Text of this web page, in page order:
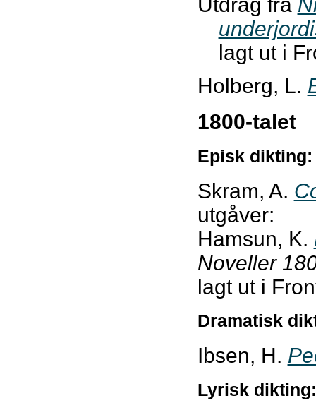
Utdrag frå
lagt ut i
Holberg, L.
1800-talet
Episk dikting:
Skram, A.
utgåver:
Hamsun, K.
Noveller
lagt ut i
Dramatisk
Ibsen, H.
Lyrisk dikting: